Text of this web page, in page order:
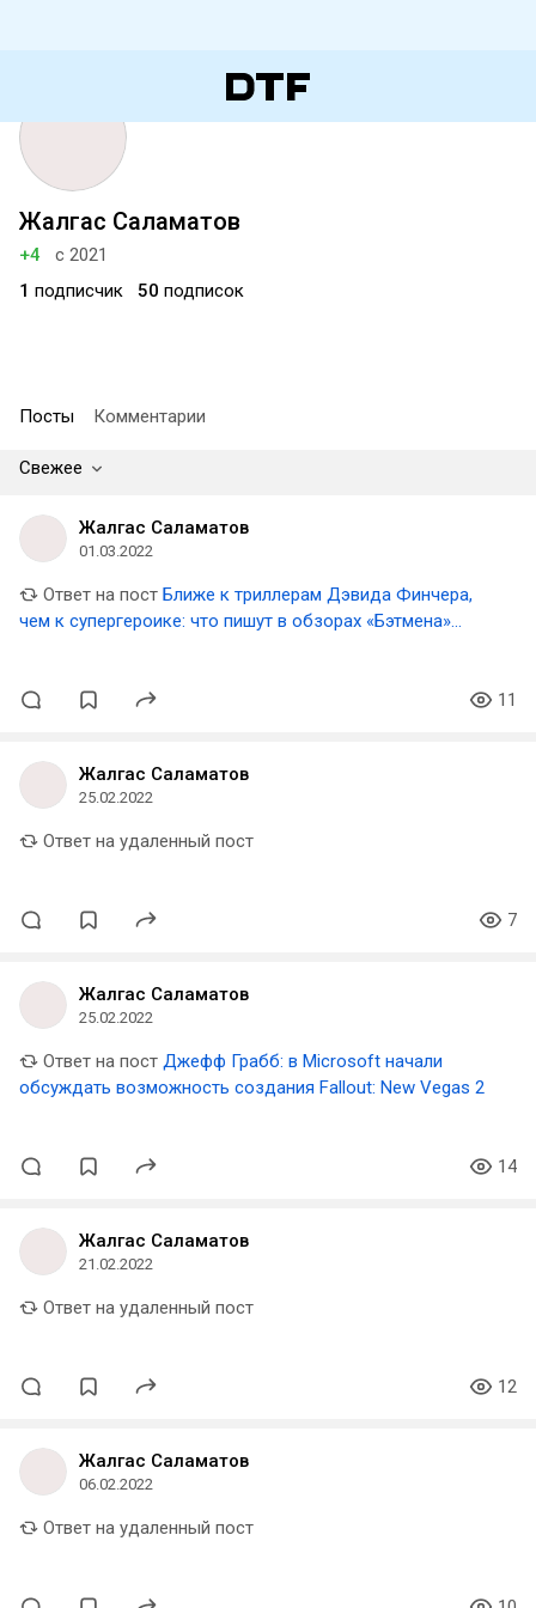
Жалгас Саламатов
+4
с 2021
1 подписчик 50 подписок
Посты Комментарии
Свежее
Жалгас Саламатов
01.03.2022
Ответ на пост Ближе к триллерам Дэвида Финчера,
чем к супергероике: что пишут в обзорах «Бэтмена»
11
Жалгас Саламатов
25.02.2022
Ответ на удаленный пост
7
Жалгас Саламатов
25.02.2022
Ответ на пост Джефф Грабб: в Microsoft начали
обсуждать возможность создания Fallout: New Vegas 2
14
Жалгас Саламатов
21.02.2022
Ответ на удаленный пост
12
Жалгас Саламатов
06.02.2022
Ответ на удаленный пост